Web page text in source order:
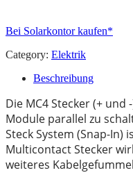
Bei Solarkontor kaufen*
Category: Elektrik
Beschreibung
Die MC4 Stecker (+
Module parallel zu
Steck System (Snap-In)
Multicontact Stecker
weiteres